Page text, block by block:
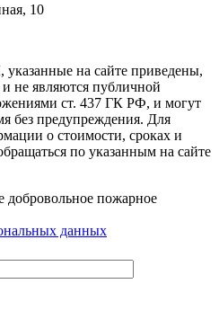
10
на сайте приведены,
не являются публичной
ст. 437 ГК РФ, и могут
без предупреждения. Для
о стоимости, сроках и
по указанным на сайте
пожарное
данных